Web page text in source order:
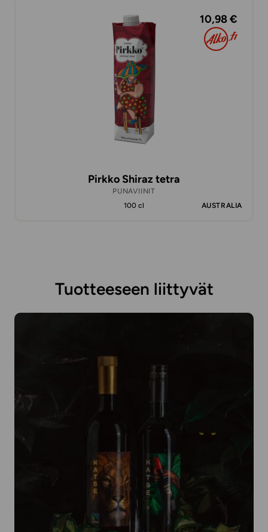
10,98 €
Pirkko Shiraz tetra
PUNAVIINIT
100 cl
AUSTRALIA
Tuotteeseen liittyvät